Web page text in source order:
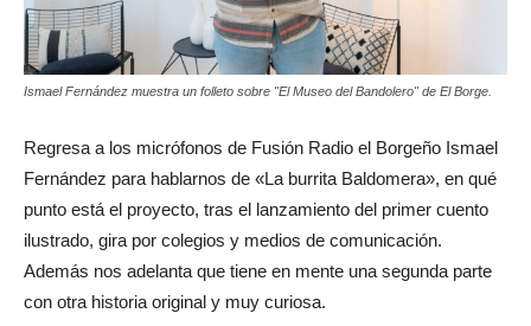
Ismael Fernández muestra un folleto sobre "El Museo del Bandolero" de El Borge.
Regresa a los micrófonos de Fusión Radio el Borgeño Ismael
Fernández para hablarnos de «La burrita Baldomera», en qué
punto está el proyecto, tras el lanzamiento del primer cuento
ilustrado, gira por colegios y medios de comunicación.
Además nos adelanta que tiene en mente una segunda parte
con otra historia original y muy curiosa.